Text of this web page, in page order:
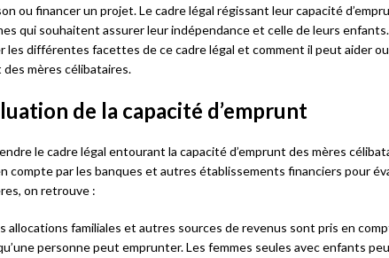
ou financer un projet. Le cadre légal régissant leur capacité
qui souhaitent assurer leur indépendance et celle de leurs
les différentes facettes de ce cadre légal et comment il peut aider ou
des mères célibataires.
de la capacité d’emprunt
le cadre légal entourant la capacité d’emprunt des mères
compte par les banques et autres établissements financiers pour
on retrouve :
allocations familiales et autres sources de revenus sont pris en
personne peut emprunter. Les femmes seules avec enfants